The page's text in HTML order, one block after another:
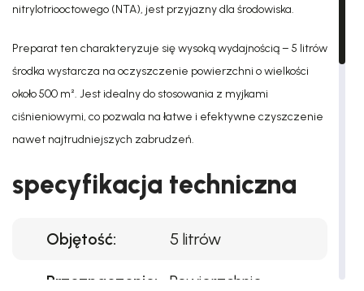
nitrylotriooctowego (NTA), jest przyjazny dla środowiska.
Preparat ten charakteryzuje się wysoką wydajnością – 5 litrów
środka wystarcza na oczyszczenie powierzchni o wielkości
około 500 m². Jest idealny do stosowania z myjkami
ciśnieniowymi, co pozwala na łatwe i efektywne czyszczenie
nawet najtrudniejszych zabrudzeń.
specyfikacja techniczna
Objętość: 5 litrów
Przeznaczenie: Powierzchnie